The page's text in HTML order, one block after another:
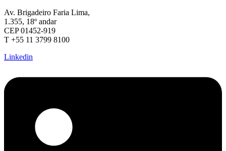
Av. Brigadeiro Faria Lima,
1.355, 18º andar
CEP 01452-919
T +55 11 3799 8100
Linkedin